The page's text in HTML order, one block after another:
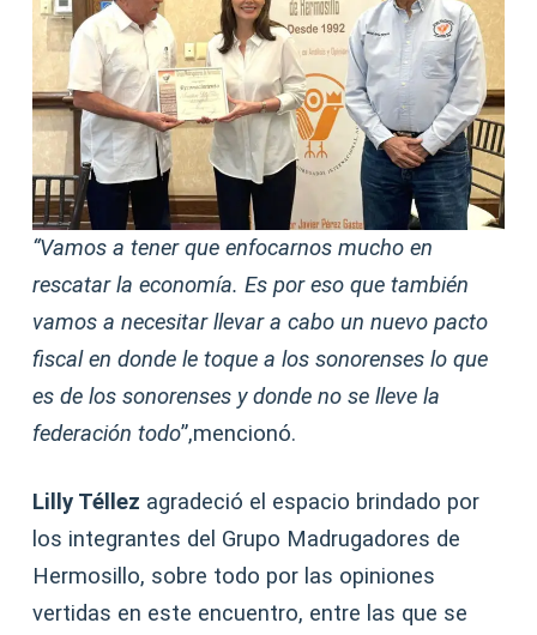
“Vamos a tener que enfocarnos mucho en
rescatar la economía. Es por eso que también
vamos a necesitar llevar a cabo un nuevo pacto
fiscal en donde le toque a los sonorenses lo que
es de los sonorenses y donde no se lleve la
federación todo”,mencionó.
Lilly Téllez agradeció el espacio brindado por
los integrantes del Grupo Madrugadores de
Hermosillo, sobre todo por las opiniones
vertidas en este encuentro, entre las que se